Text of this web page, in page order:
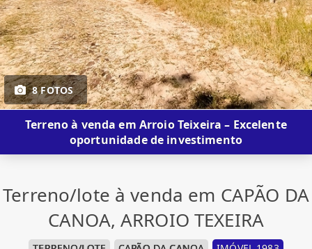
8 FOTOS
Terreno à venda em Arroio Teixeira – Excelente
oportunidade de investimento
Terreno/lote à venda em CAPÃO DA
CANOA, ARROIO TEXEIRA